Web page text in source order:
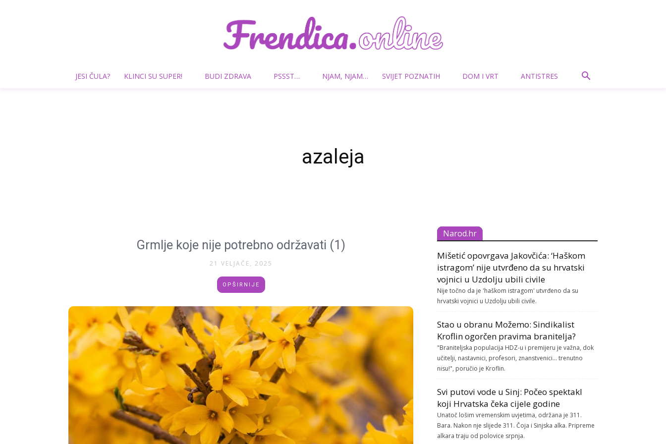
Frendica.online
JESI ČULA? KLINCI SU SUPER! BUDI ZDRAVA PSSST… NJAM, NJAM… SVIJET POZNATIH DOM I VRT ANTISTRES
azaleja
Grmlje koje nije potrebno održavati (1)
21 VELJAČE, 2025
OPŠIRNIJE
Narod.hr
Mišetić opovrgava Jakovčića: ‘Haškom
istragom’ nije utvrđeno da su hrvatski
vojnici u Uzdolju ubili civile
Nije točno da je 'haškom istragom' utvrđeno da su
hrvatski vojnici u Uzdolju ubili civile.
Stao u obranu Možemo: Sindikalist
Kroflin ogorčen pravima branitelja?
"Braniteljska populacija HDZ-u i premijeru je važna, dok
učitelji, nastavnici, profesori, znanstvenici... trenutno
nisu!", poručio je Kroflin.
Svi putovi vode u Sinj: Počeo spektakl
koji Hrvatska čeka cijele godine
Unatoč lošim vremenskim uvjetima, održana je 311.
Bara. Nakon nje slijede 311. Čoja i Sinjska alka. Pripreme
alkara traju od polovice srpnja.